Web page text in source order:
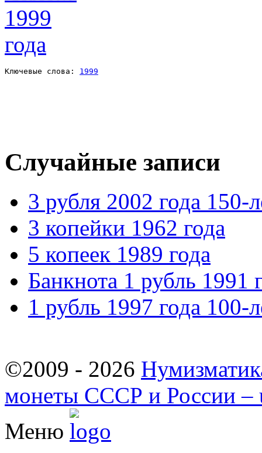
Ключевые слова: 1999
Случайные записи
3 рубля 2002 года
3 копейки 1962 года
5 копеек 1989 года
Банкнота 1 рубль 1991
1 рубль 1997 года 100-
©2009 - 2026
монеты СССР и России –
Меню